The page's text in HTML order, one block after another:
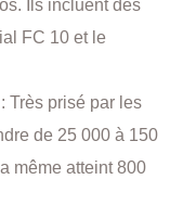
Ils incluent des
FC 10 et le
: Très prisé par les
de 25 000 à 150
même atteint 800